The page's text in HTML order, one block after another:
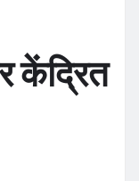
केंद्रित